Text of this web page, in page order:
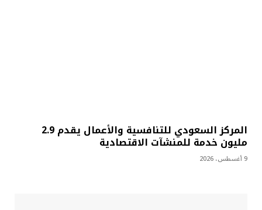
المركز السعودي للتنافسية والأعمال يقدم 2.9
مليون خدمة للمنشآت الاقتصادية
9 أغسطس، 2026